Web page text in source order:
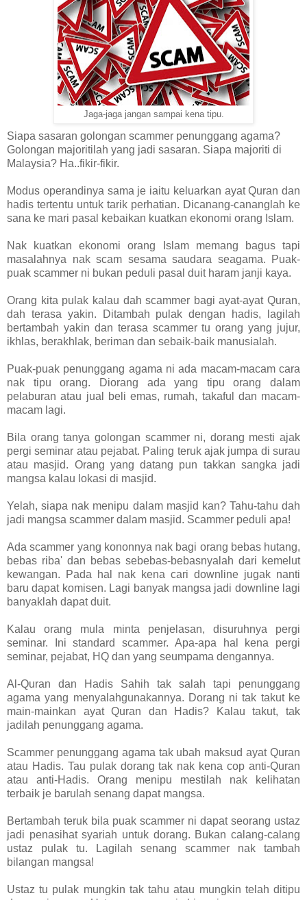
Jaga-jaga jangan sampai kena tipu.
Siapa sasaran golongan scammer penunggang agama?
Golongan majoritilah yang jadi sasaran. Siapa majoriti di
Malaysia? Ha..fikir-fikir.
Modus operandinya sama je iaitu keluarkan ayat Quran dan
hadis tertentu untuk tarik perhatian. Dicanang-cananglah ke
sana ke mari pasal kebaikan kuatkan ekonomi orang Islam.
Nak kuatkan ekonomi orang Islam memang bagus tapi
masalahnya nak scam sesama saudara seagama. Puak-
puak scammer ni bukan peduli pasal duit haram janji kaya.
Orang kita pulak kalau dah scammer bagi ayat-ayat Quran,
dah terasa yakin. Ditambah pulak dengan hadis, lagilah
bertambah yakin dan terasa scammer tu orang yang jujur,
ikhlas, berakhlak, beriman dan sebaik-baik manusialah.
Puak-puak penunggang agama ni ada macam-macam cara
nak tipu orang. Diorang ada yang tipu orang dalam
pelaburan atau jual beli emas, rumah, takaful dan macam-
macam lagi.
Bila orang tanya golongan scammer ni, dorang mesti ajak
pergi seminar atau pejabat. Paling teruk ajak jumpa di surau
atau masjid. Orang yang datang pun takkan sangka jadi
mangsa kalau lokasi di masjid.
Yelah, siapa nak menipu dalam masjid kan? Tahu-tahu dah
jadi mangsa scammer dalam masjid. Scammer peduli apa!
Ada scammer yang kononnya nak bagi orang bebas hutang,
bebas riba' dan bebas sebebas-bebasnyalah dari kemelut
kewangan. Pada hal nak kena cari downline jugak nanti
baru dapat komisen. Lagi banyak mangsa jadi downline lagi
banyaklah dapat duit.
Kalau orang mula minta penjelasan, disuruhnya pergi
seminar. Ini standard scammer. Apa-apa hal kena pergi
seminar, pejabat, HQ dan yang seumpama dengannya.
Al-Quran dan Hadis Sahih tak salah tapi penunggang
agama yang menyalahgunakannya. Dorang ni tak takut ke
main-mainkan ayat Quran dan Hadis? Kalau takut, tak
jadilah penunggang agama.
Scammer penunggang agama tak ubah maksud ayat Quran
atau Hadis. Tau pulak dorang tak nak kena cop anti-Quran
atau anti-Hadis. Orang menipu mestilah nak kelihatan
terbaik je barulah senang dapat mangsa.
Bertambah teruk bila puak scammer ni dapat seorang ustaz
jadi penasihat syariah untuk dorang. Bukan calang-calang
ustaz pulak tu. Lagilah senang scammer nak tambah
bilangan mangsa!
Ustaz tu pulak mungkin tak tahu atau mungkin telah ditipu